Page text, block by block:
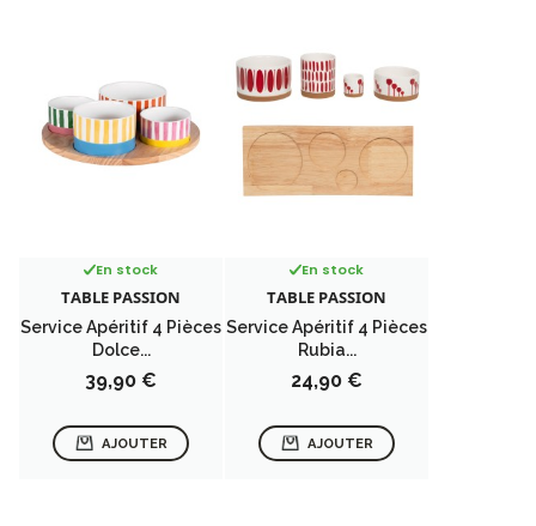
En stock
TABLE PASSION
Service Apéritif 4 Pièces
Dolce...
Prix
39,90 €
AJOUTER
En stock
TABLE PASSION
Service Apéritif 4 Pièces
Rubia...
Prix
24,90 €
AJOUTER